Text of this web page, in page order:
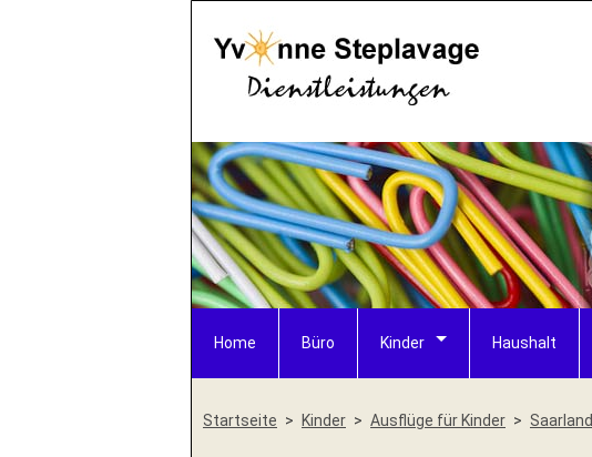
Home Büro Kinder Haushalt
Startseite Kinder Ausflüge für Kinder Saarland